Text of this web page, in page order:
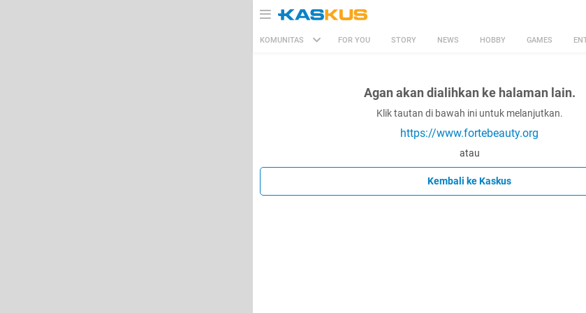
KOMUNITAS FOR YOU STORY NEWS HOBBY GAMES
Agan akan dialihkan ke halaman lain.
Klik tautan di bawah ini untuk melanjutkan.
https://www.fortebeauty.org
atau
Kembali ke Kaskus